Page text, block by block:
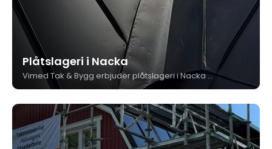
Plåtslageri i Nacka
Vimed Tak & Bygg erbjuder plåtslageri i Nacka med egen verkstad och erfarna plåtslagare. Vi tillverkar och monterar skräddarsydda plåtdetaljer för tak och fasad, alltid med högsta precision och kvalitet.